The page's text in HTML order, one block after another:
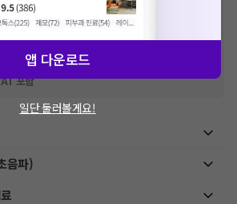
가비용 등으로 실제 가격과 상이할 수 있으니, 정확
직접 문의해주세요.
보험심사평가원에 고지되어 있는 급여 진료 기준 가
복합적인 비용이 추가되어, 병원마다 금액이 다르게
랍니다.)
포함
음파)
앱 다운로드
일단 둘러볼게요!